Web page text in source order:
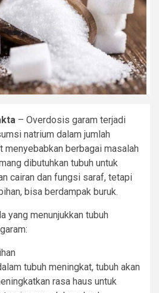
– Overdosis garam terjadi
natrium dalam jumlah
menyebabkan berbagai masalah
dibutuhkan tubuh untuk
cairan dan fungsi saraf, tetapi
bisa berdampak buruk.
yang menunjukkan tubuh
tubuh meningkat, tubuh akan
rasa haus untuk